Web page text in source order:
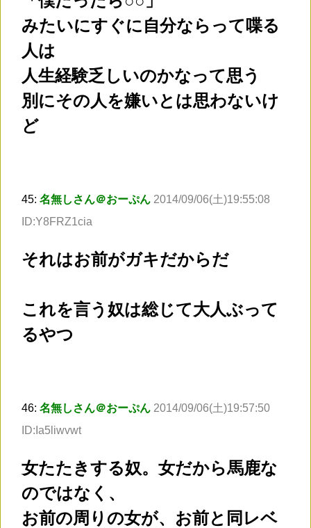
みたいにすぐに自分ならって喋る
人は
人生経験乏しいのかなって思う
別にその人を嫌いとは思わないけ
ど
45: 名無しさん＠おーぷん 2014/09/06(土)19:55:08
ID:Y8FRZ1cia
それはお前がガキだからだ
これを言う奴は総じて大人ぶって
るやつ
46: 名無しさん＠おーぷん 2014/09/06(土)19:57:50
ID:Ia5liwvwt
女たたきする奴。女だから馬鹿な
のではなく、
お前の周りの女が、お前と同レベ